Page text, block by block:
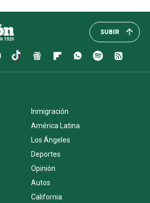
SUBIR
Inmigración
América Latina
Los Ángeles
Deportes
Opinión
Autos
California